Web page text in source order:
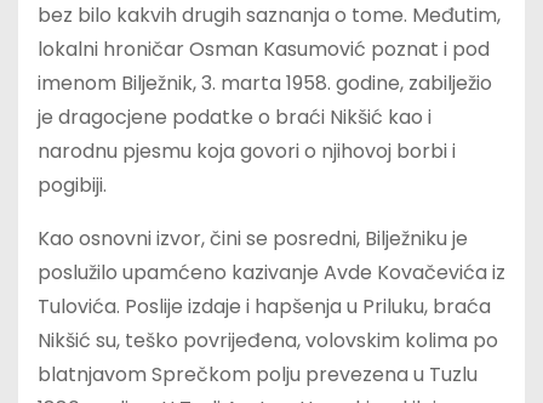
bez bilo kakvih drugih saznanja o tome. Međutim,
lokalni hroničar Osman Kasumović poznat i pod
imenom Bilježnik, 3. marta 1958. godine, zabilježio
je dragocjene podatke o braći Nikšić kao i
narodnu pjesmu koja govori o njihovoj borbi i
pogibiji.
Kao osnovni izvor, čini se posredni, Bilježniku je
poslužilo upamćeno kazivanje Avde Kovačevića iz
Tulovića. Poslije izdaje i hapšenja u Priluku, braća
Nikšić su, teško povrijeđena, volovskim kolima po
blatnjavom Sprečkom polju prevezena u Tuzlu